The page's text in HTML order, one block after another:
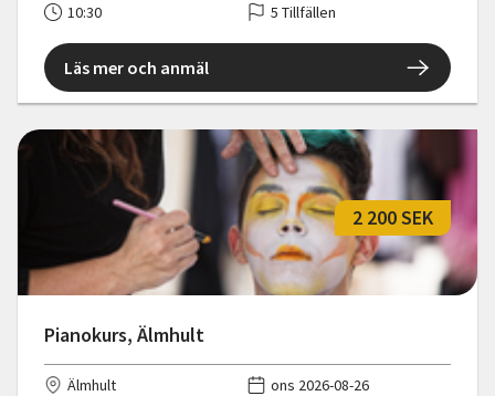
10:30
5 Tillfällen
Läs mer och anmäl
Pianokurs, Älmhult
2 200 SEK
Älmhult
ons 2026-08-26